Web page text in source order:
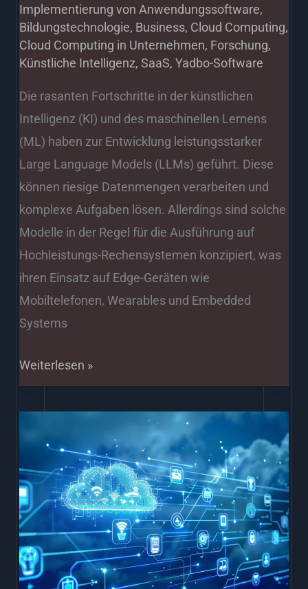
Implementierung von Anwendungssoftware,
Bildungstechnologie, Business, Cloud Computing,
Cloud Computing in Unternehmen, Forschung,
Künstliche Intelligenz,SaaS,Yadbo-Software
Die rasanten Fortschritte in der künstlichen
Intelligenz (KI) und des maschinellen Lernens
(ML) haben zur Entwicklung leistungsstarker
Large Language Models (LLMs) geführt. Diese
können riesige Datenmengen verarbeiten und
komplexe Aufgaben lösen. Allerdings sind solche
Modelle in der Regel für die Ausführung auf
Hochleistungs-Rechensystemen konzipiert, was
ihren Einsatz auf Edge-Geräten wie
Mobiltelefonen, Wearables und Embedded
Systems
Weiterlesen »
Sie
Cloud-
Design-
Muster:
7
Best
Praktiken